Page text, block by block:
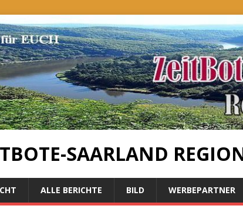
SAARLAND
ALLE BERICHTE BILD WERBEPARTNER